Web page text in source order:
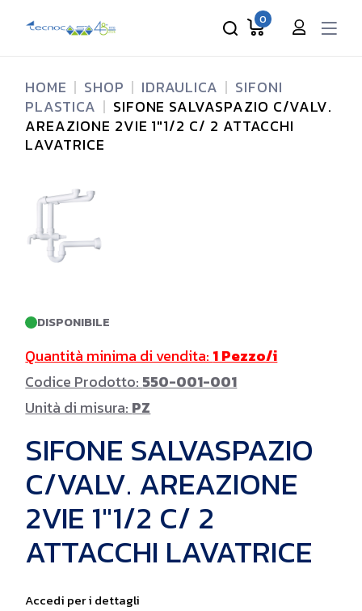
0
HOME SHOP IDRAULICA
SIFONI
PLASTICA
SIFONE SALVASPAZIO C/VALV.
AREAZIONE 2VIE 1″1/2 C/ 2 ATTACCHI
LAVATRICE
DISPONIBILE
Quantità minima di vendita: 1 Pezzo/i
Codice Prodotto: 550-001-001
Unità di misura: PZ
SIFONE SALVASPAZIO
C/VALV. AREAZIONE
2VIE 1″1/2 C/ 2
ATTACCHI LAVATRICE
Accedi per i dettagli